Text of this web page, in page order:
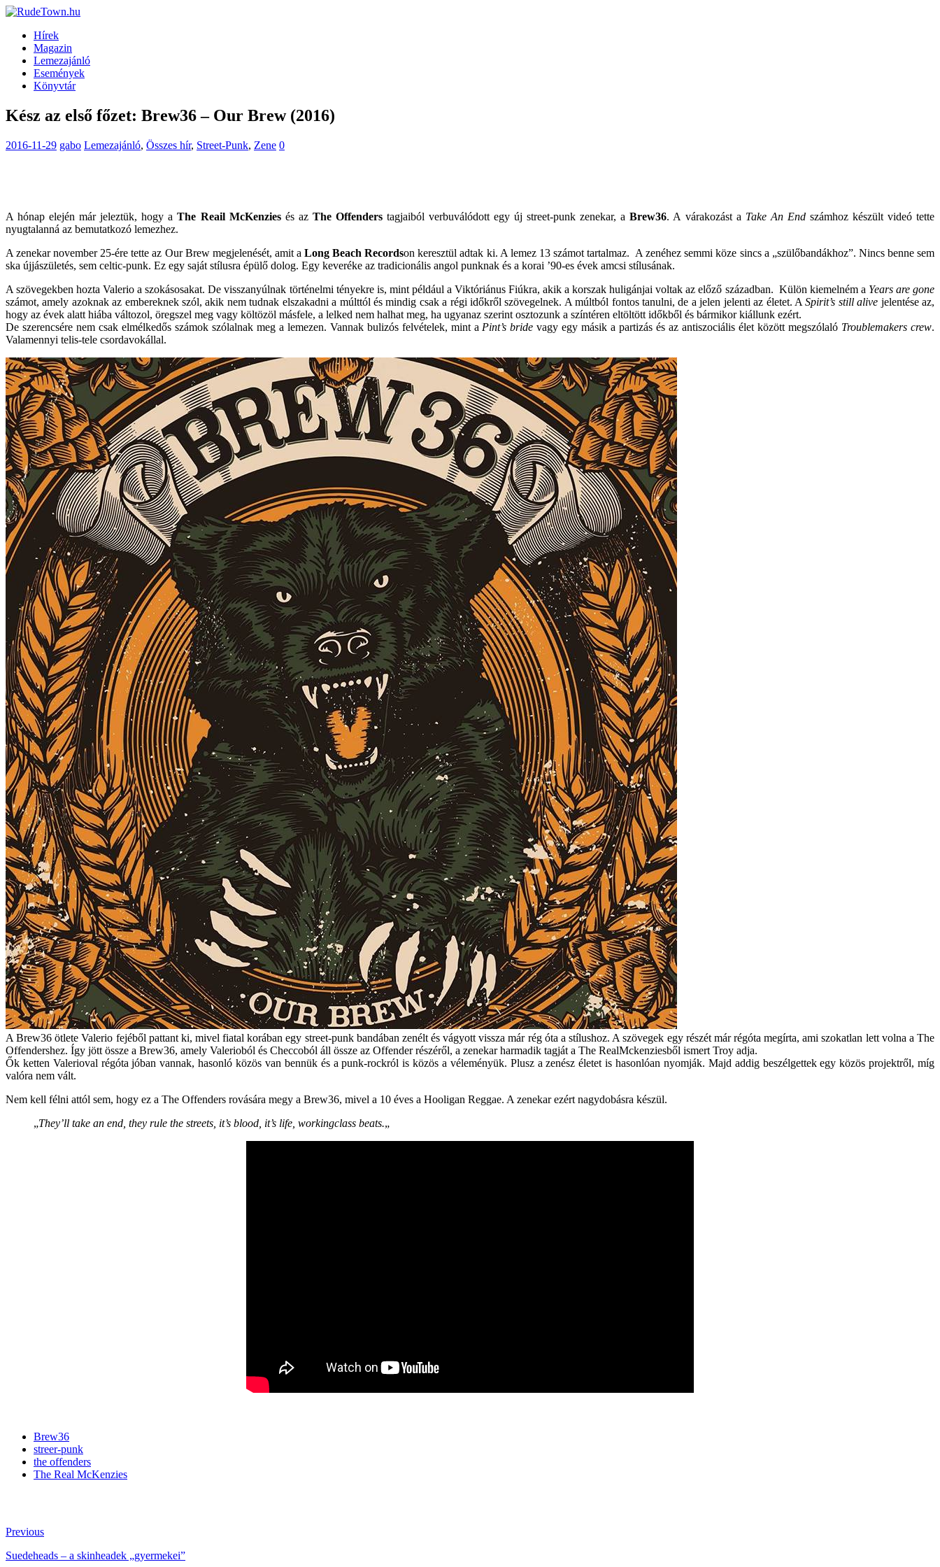
Hírek
Magazin
Lemezajánló
Események
Könyvtár
Kész az első főzet: Brew36 – Our Brew (2016)
2016-11-29 gabo Lemezajánló, Összes hír, Street-Punk, Zene 0
A hónap elején már jeleztük, hogy aThe Reail McKenziesés az The Offenderstagjaiból verbuválódott egy új street-punk zenekar, aBrew36. A várakozást a Take An Endszámhoz készült videó tette
nyugtalanná az bemutatkozó lemezhez.
A zenekar november 25-ére tette az Our Brew megjelenését, amit aLong Beach Recordson keresztül adtak ki. A lemez 13 számot tartalmaz. A zenéhez semmi köze sincs a „szülőbandákhoz”. Nincs benne sem
ska újjászületés, sem celtic-punk. Ez egy saját stílusra épülő dolog. Egy keveréke az tradicionális angol punknak és a korai ’90-es évek amcsi stílusának.
A szövegekben hozta Valerio a szokásosakat. De visszanyúlnak történelmi tényekre is, mint például a Viktóriánus Fiúkra, akik a korszak huligánjai voltak az előző században. Külön kiemelném a Years are gone
számot, amely azoknak az embereknek szól, akik nem tudnak elszakadni a múlttól és mindig csak a régi időkről szövegelnek. A múltból fontos tanulni, de a jelen jelenti az életet. ASpirit’s still alive jelentése az,
hogy az évek alatt hiába változol, öregszel meg vagy költözöl másfele, a lelked nem halhat meg, ha ugyanaz szerint osztozunk a színtéren eltöltött időkből és bármikor kiállunk ezért.
De szerencsére nem csak elmélkedős számok szólalnak meg a lemezen. Vannak bulizós felvételek, mint a Pint’s bride vagy egy másik a partizás és az antiszociális élet között megszólaló Troublemakers crew.
Valamennyi telis-tele csordavokállal.
A Brew36 ötlete Valerio fejéből pattant ki, mivel fiatal korában egy street-punk bandában zenélt és vágyott vissza már rég óta a stílushoz. A szövegek egy részét már régóta megírta, ami szokatlan lett volna a The
Offendershez. Így jött össze a Brew36, amely Valerioból és Checcoból áll össze az Offender részéről, a zenekar harmadik tagját a The RealMckenziesből ismert Troy adja.
Ők ketten Valerioval régóta jóban vannak, hasonló közös van bennük és a punk-rockról is közös a véleményük. Plusz a zenész életet is hasonlóan nyomják. Majd addig beszélgettek egy közös projektről, míg
valóra nem vált.
Nem kell félni attól sem, hogy ez a The Offenders rovására megy a Brew36, mivel a 10 éves a Hooligan Reggae. A zenekar ezért nagydobásra készül.
„They’ll take an end, they rule the streets, it’s blood, it’s life, workingclass beats.„
Brew36
streer-punk
the offenders
The Real McKenzies
Previous
Suedeheads – a skinheadek „gyermekei”